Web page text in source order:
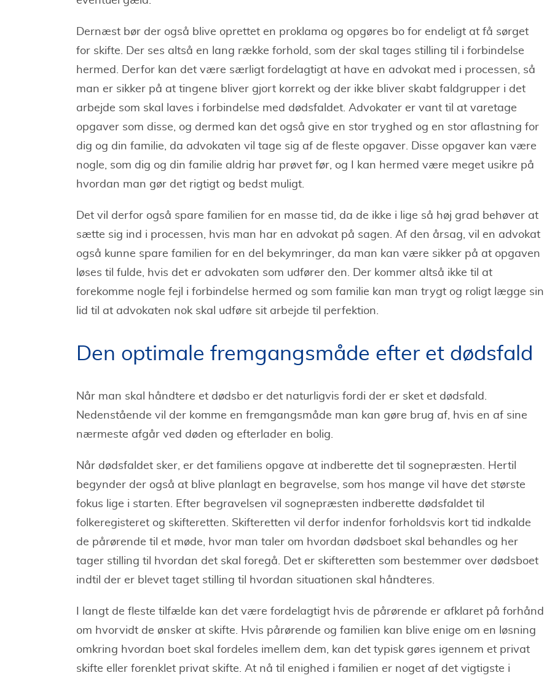
Dernæst bør der også blive oprettet en proklama og opgøres bo for endeligt at få sørget
for skifte. Der ses altså en lang række forhold, som der skal tages stilling til i forbindelse
hermed. Derfor kan det være særligt fordelagtigt at have en advokat med i processen, så
man er sikker på at tingene bliver gjort korrekt og der ikke bliver skabt faldgrupper i det
arbejde som skal laves i forbindelse med dødsfaldet. Advokater er vant til at varetage
opgaver som disse, og dermed kan det også give en stor tryghed og en stor aflastning for
dig og din familie, da advokaten vil tage sig af de fleste opgaver. Disse opgaver kan være
nogle, som dig og din familie aldrig har prøvet før, og I kan hermed være meget usikre på
hvordan man gør det rigtigt og bedst muligt.
Det vil derfor også spare familien for en masse tid, da de ikke i lige så høj grad behøver at
sætte sig ind i processen, hvis man har en advokat på sagen. Af den årsag, vil en advokat
også kunne spare familien for en del bekymringer, da man kan være sikker på at opgaven
løses til fulde, hvis det er advokaten som udfører den. Der kommer altså ikke til at
forekomme nogle fejl i forbindelse hermed og som familie kan man trygt og roligt lægge sin
lid til at advokaten nok skal udføre sit arbejde til perfektion.
Den optimale fremgangsmåde efter et dødsfald
Når man skal håndtere et dødsbo er det naturligvis fordi der er sket et dødsfald.
Nedenstående vil der komme en fremgangsmåde man kan gøre brug af, hvis en af sine
nærmeste afgår ved døden og efterlader en bolig.
Når dødsfaldet sker, er det familiens opgave at indberette det til sognepræsten. Hertil
begynder der også at blive planlagt en begravelse, som hos mange vil have det største
fokus lige i starten. Efter begravelsen vil sognepræsten indberette dødsfaldet til
folkeregisteret og skifteretten. Skifteretten vil derfor indenfor forholdsvis kort tid indkalde
de pårørende til et møde, hvor man taler om hvordan dødsboet skal behandles og her
tager stilling til hvordan det skal foregå. Det er skifteretten som bestemmer over dødsboet
indtil der er blevet taget stilling til hvordan situationen skal håndteres.
I langt de fleste tilfælde kan det være fordelagtigt hvis de pårørende er afklaret på forhånd
om hvorvidt de ønsker at skifte. Hvis pårørende og familien kan blive enige om en løsning
omkring hvordan boet skal fordeles imellem dem, kan det typisk gøres igennem et privat
skifte eller forenklet privat skifte. At nå til enighed i familien er noget af det vigtigste i